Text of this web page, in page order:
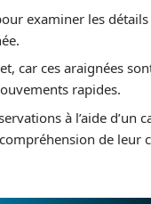
examiner les
car ces araignées
rapides.
à l’aide d’un
de leur